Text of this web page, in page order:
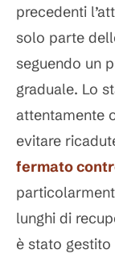
precedenti
solo parte
seguendo un
graduale. Lo
attentamente
evitare
fermato
lunghi di
è stato